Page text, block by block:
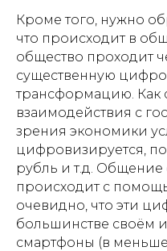
Кроме того, нужно
что происходит в
общество проходит
существенную
трансформацию. Как
взаимодействия с
зрения экономики
цифровизируется,
рубль и т.д. Общение
происходит с
очевидно, что эти
большинстве своём и
смартфоны (в